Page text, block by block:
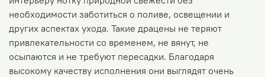
необходимости заботиться о поливе, освещении и
других аспектах ухода. Такие драцены не теряют
привлекательности со временем, не вянут, не
осыпаются и не требуют пересадки. Благодаря
высокому качеству исполнения они выглядят очень